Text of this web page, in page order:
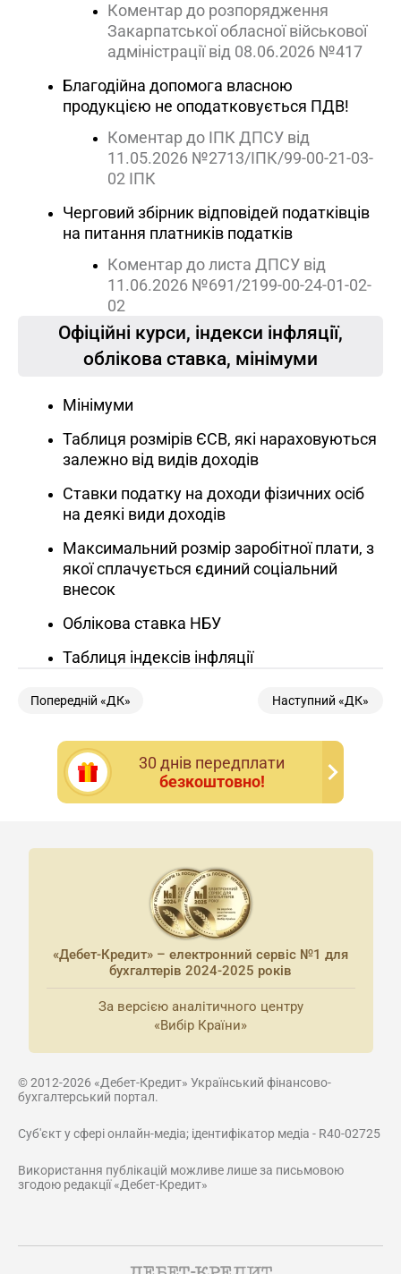
Коментар до розпорядження
Закарпатської обласної військової
адміністрації від 08.06.2026 №417
Благодійна допомога власною
продукцією не оподатковується ПДВ!
Коментар до ІПК ДПСУ від
11.05.2026 №2713/ІПК/99-00-21-03-
02 ІПК
Черговий збірник відповідей податківців
на питання платників податків
Коментар до листа ДПСУ від
11.06.2026 №691/2199-00-24-01-02-
02
Oфіційні курси, індекcи інфляції,
облікова ставка, мінімуми
Мінімуми
Таблиця розмірів ЄСВ, які нараховуються
залежно від видів доходів
Ставки податку на доходи фізичних осіб
на деякі види доходів
Максимальний розмір заробітної плати, з
якої сплачується єдиний соціальний
внесок
Облікова ставка НБУ
Таблиця індексів інфляції
Попередній «ДК» Наступний «ДК»
30 днiв передплати
безкоштовно!
«Дебет-Кредит» – електронний сервіс №1 для
бухгалтерів 2024-2025 років
За версією аналітичного центру
«Вибір Країни»
© 2012-2026 «Дебет-Кредит» Український фінансово-
бухгалтерський портал.
Суб'єкт у сфері онлайн-медіа; ідентифікатор медіа - R40-02725
Використання публікацій можливе лише за письмовою
згодою редакції «Дебет-Кредит»